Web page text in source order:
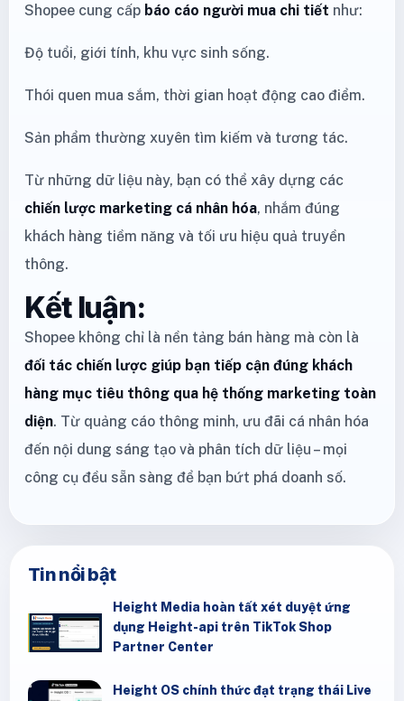
Shopee cung cấp báo cáo người mua chi tiết như:
Độ tuổi, giới tính, khu vực sinh sống.
Thói quen mua sắm, thời gian hoạt động cao điểm.
Sản phẩm thường xuyên tìm kiếm và tương tác.
Từ những dữ liệu này, bạn có thể xây dựng các
chiến lược marketing cá nhân hóa, nhắm đúng
khách hàng tiềm năng và tối ưu hiệu quả truyền
thông.
Kết luận:
Shopee không chỉ là nền tảng bán hàng mà còn là
đối tác chiến lược giúp bạn tiếp cận đúng khách
hàng mục tiêu thông qua hệ thống marketing toàn
diện. Từ quảng cáo thông minh, ưu đãi cá nhân hóa
đến nội dung sáng tạo và phân tích dữ liệu – mọi
công cụ đều sẵn sàng để bạn bứt phá doanh số.
Tin nổi bật
Height Media hoàn tất xét duyệt ứng
dụng Height-api trên TikTok Shop
Partner Center
Height OS chính thức đạt trạng thái Live